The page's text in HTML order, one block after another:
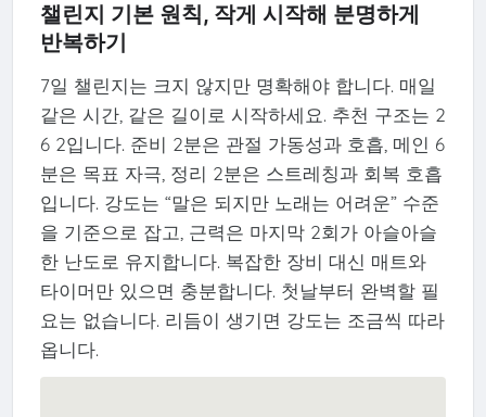
챌린지 기본 원칙, 작게 시작해 분명하게
반복하기
7일 챌린지는 크지 않지만 명확해야 합니다. 매일
같은 시간, 같은 길이로 시작하세요. 추천 구조는 2
6 2입니다. 준비 2분은 관절 가동성과 호흡, 메인 6
분은 목표 자극, 정리 2분은 스트레칭과 회복 호흡
입니다. 강도는 “말은 되지만 노래는 어려운” 수준
을 기준으로 잡고, 근력은 마지막 2회가 아슬아슬
한 난도로 유지합니다. 복잡한 장비 대신 매트와
타이머만 있으면 충분합니다. 첫날부터 완벽할 필
요는 없습니다. 리듬이 생기면 강도는 조금씩 따라
옵니다.